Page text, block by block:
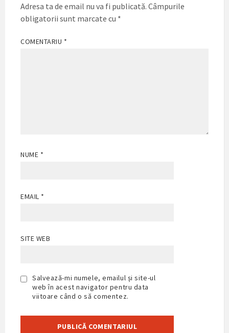
Adresa ta de email nu va fi publicată. Câmpurile
obligatorii sunt marcate cu *
COMENTARIU *
NUME *
EMAIL *
SITE WEB
Salvează-mi numele, emailul și site-ul
web în acest navigator pentru data
viitoare când o să comentez.